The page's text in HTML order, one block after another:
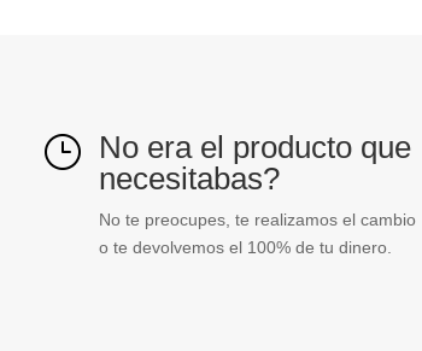
} No era el producto que
necesitabas?
No te preocupes, te realizamos el cambio
o te devolvemos el 100% de tu dinero.